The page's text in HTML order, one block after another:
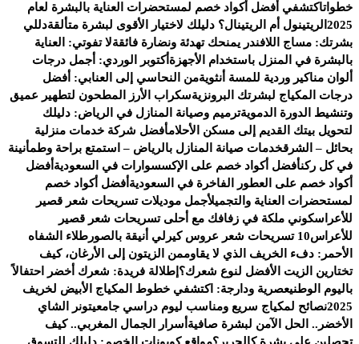
خطواتاكتشفي أفضل أكواد خصم لمستحضرات العناية بالبشرة لعام
2025 الريتينول أم الريتينال؟ دليلك لاختيار الأقوى لبشرة متألقةدللي
بشرتك: مساج اللافندر يمنحك تهدئة ونضارة فائقةلا تفوتي: العناية
بالبشرة في المنزل باستخدام الأجهزة أكتوبر الوردي: أجمل درجات
ألوان مناكير وردية للمسة أنثويةمن النحاسي إلى العنابي: أفضل
درجات المكياج لبشرتك البرونزيةسكراب الأرز المطحون لتطهير عميق
وتنشيط الدورة الدمويةترميم وصيانة المنازل في الرياض: دليلك
لتحويل بيتك القديم إلى مسكن الأحلامأفضل شركة خدمات منزلية
بحائل – الشرقخدمات صيانة المنازل بالرياض – استمتع براحة وطمأنينة
في كل ركنأفضل أكواد خصم على الإكسسوارات في السعودية أفضل
أكواد خصم على العطور الفاخرة في السعودية أفضل أكواد خصم
لمستحضرات العناية والتجميلأجمل موديلات تسريحات شعر قصير
للأعراسكوني ملكة في زفافك مع أحلى تسريحات شعر قصير
للأعراس10 تسريحات شعر عروس كيرلي أنيقة بالصور
طلاء الشفاه
الأحمر: دفء الخريف الذي لا يقاوممن الزيتون إلى الأرغان، كيف
تختارين الزيت الأفضل لنوع شعرك؟ إطلالة فريدة: شعرك أخضر احتفالاً
باليوم الوطنيعصرية ودارجة: اكتشفي خطوط المكياج الأبيض لخريف
2025نصائح لمكياج سريع ومناسب ليوم دراسي جامعيتونر الشاي
الأخضر.. الحل الآمن لبشرة صافية أسرار الجمال المغربي.. كيف